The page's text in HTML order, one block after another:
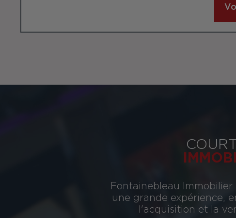
Fontainebleau
une grande expérience,
l'acquisition et la